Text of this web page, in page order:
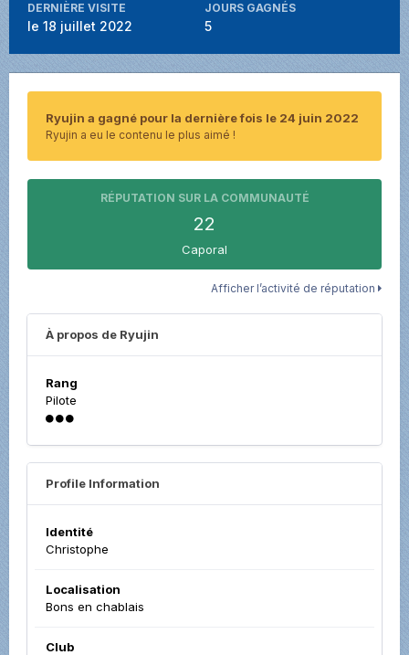
DERNIÈRE VISITE
le 18 juillet 2022
JOURS GAGNÉS
5
Ryujin a gagné pour la dernière fois le 24 juin 2022
Ryujin a eu le contenu le plus aimé !
RÉPUTATION SUR LA COMMUNAUTÉ
22
Caporal
Afficher l’activité de réputation
À propos de Ryujin
Rang
Pilote
Profile Information
Identité
Christophe
Localisation
Bons en chablais
Club